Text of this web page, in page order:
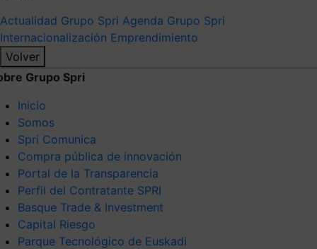
Actualidad Grupo Spri Agenda Grupo Spri
Internacionalización Emprendimiento
Volver
Grupo Spri
Inicio
Somos
Spri Comunica
Compra pública de innovación
Portal de la Transparencia
Perfil del Contratante SPRI
Basque Trade & Investment
Capital Riesgo
Parque Tecnológico de Euskadi